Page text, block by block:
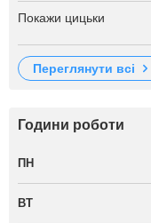
Покажи цицьки
переглянути всі
Години роботи
ПН
ВТ